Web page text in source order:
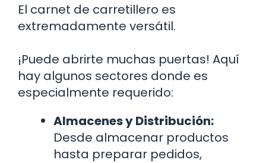
El carnet de carretillero es
extremadamente versátil.
¡Puede abrirte muchas puertas! Aquí
hay algunos sectores donde es
especialmente requerido:
Almacenes y Distribución:
Desde almacenar productos
hasta preparar pedidos,